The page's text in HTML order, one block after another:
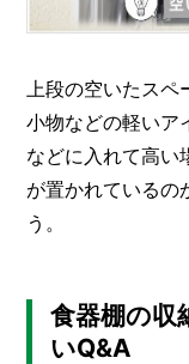
上段の空いたス
小物などの軽いア
などに入れて高い
が置かれているの
う。
食器棚の収
いQ&A